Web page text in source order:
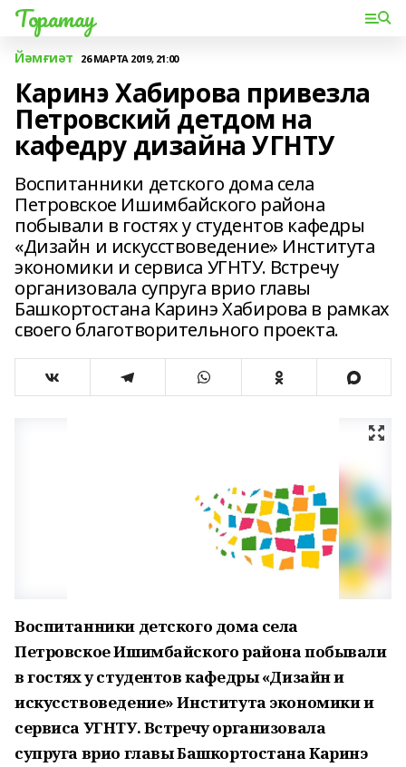
Торатау
Йәмғиәт 26 МАРТА 2019, 21:00
Каринэ Хабирова привезла
Петровский детдом на
кафедру дизайна УГНТУ
Воспитанники детского дома села
Петровское Ишимбайского района
побывали в гостях у студентов кафедры
«Дизайн и искусствоведение» Института
экономики и сервиса УГНТУ. Встречу
организовала супруга врио главы
Башкортостана Каринэ Хабирова в рамках
своего благотворительного проекта.
Воспитанники детского дома села
Петровское Ишимбайского района побывали
в гостях у студентов кафедры «Дизайн и
искусствоведение» Института экономики и
сервиса УГНТУ. Встречу организовала
супруга врио главы Башкортостана Каринэ